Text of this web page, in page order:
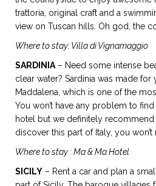
trattoria, original craft and a
view on Tuscan hills. Oh god, the
Where to stay: Villa di Vignamaggio
SARDINIA– Need some intense
clear water? Sardinia was made
Maddalena, which is one of the
You won’t have any problem to
hotel but we definitely
discover this part of Italy, you won’t
Where to stay : Ma & Ma Hotel
SICILY – Rent a car and plan a